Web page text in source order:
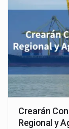
Crearán
Regional y